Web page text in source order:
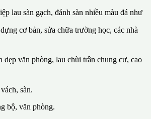
lau sàn gạch, đánh sàn nhiều màu đá như
cơ bản, sửa chữa trường học, các nhà
dẹp văn phòng, lau chùi trần chung cư, cao
sàn.
bộ, văn phòng.